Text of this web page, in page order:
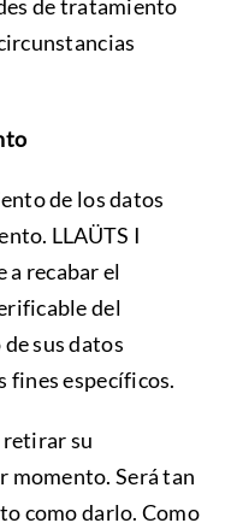
de tratamiento
de los datos
LLAÜTS I
a recabar el
del
sus datos
fines específicos.
retirar su
momento. Será tan
como darlo. Como